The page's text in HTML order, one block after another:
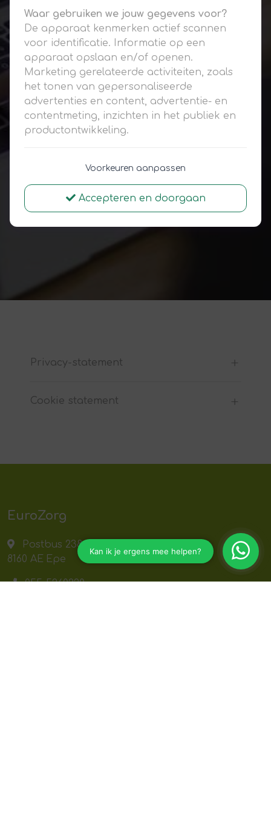
Privacy-statement
Cookie statement
EuroZorg
Postbus 238
8160 AE Epe
055-5260220
Waar gebruiken we jouw gegevens voor?
De apparaat kenmerken actief scannen
voor identificatie. Informatie op een
apparaat opslaan en/of openen.
Marketing gerelateerde activiteiten, zoals
het tonen van gepersonaliseerde
advertenties en content, advertentie- en
contentmeting, inzichten in het publiek en
productontwikkeling.
Voorkeuren aanpassen
Accepteren en doorgaan